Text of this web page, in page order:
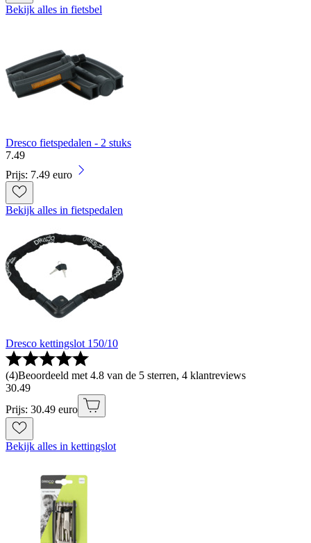
Bekijk alles in fietsbel
Dresco fietspedalen - 2 stuks
7.49
Prijs: 7.49 euro
Bekijk alles in fietspedalen
Dresco kettingslot 150/10
(4)Beoordeeld met 4.8 van de 5 sterren, 4 klantreviews
30.49
Prijs: 30.49 euro
Bekijk alles in kettingslot